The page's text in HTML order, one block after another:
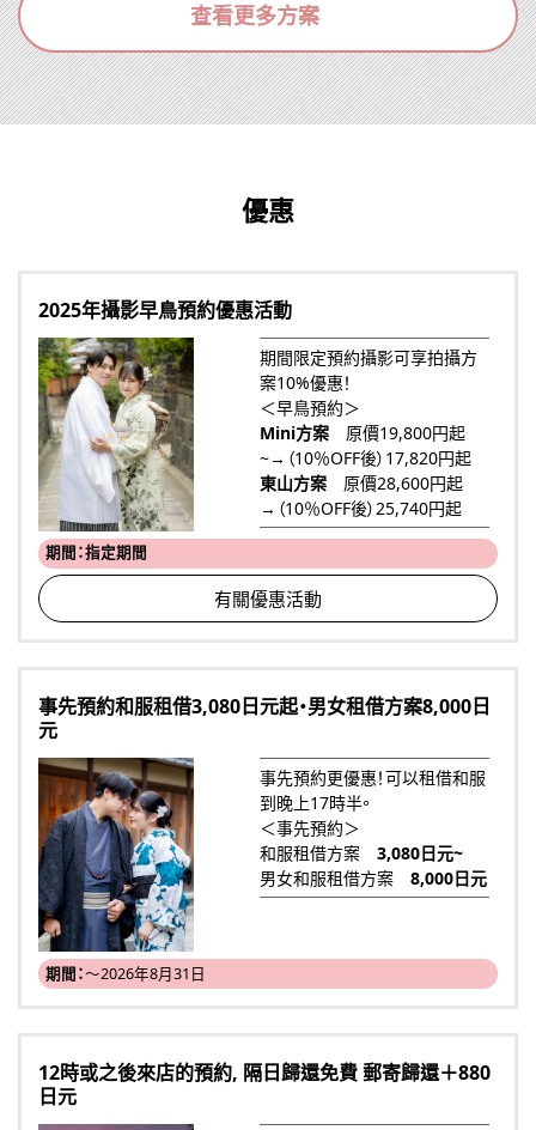
查看更多方案
優惠
2025年攝影早鳥預約優惠活動
期間限定預約攝影可享拍攝方
案10%優惠！
＜早鳥預約＞
Mini方案 原價19,800円起
~→（10％OFF後）17,820円起
東山方案 原價28,600円起
→（10％OFF後）25,740円起
期間：指定期間
有關優惠活動
事先預約和服租借3,080日元起・男女租借方案8,000日
元
事先預約更優惠！可以租借和服
到晚上17時半。
＜事先預約＞
和服租借方案3,080日元~
男女和服租借方案8,000日元
期間：～2026年8月31日
12時或之後來店的預約, 隔日歸還免費 郵寄歸還＋880
日元